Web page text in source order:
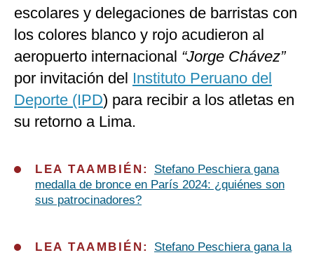
escolares y delegaciones de barristas con
los colores blanco y rojo acudieron al
aeropuerto internacional “Jorge Chávez”
por invitación del Instituto Peruano del
Deporte (IPD) para recibir a los atletas en
su retorno a Lima.
LEA TAAMBIÉN: Stefano Peschiera gana
medalla de bronce en París 2024: ¿quiénes son
sus patrocinadores?
LEA TAAMBIÉN: Stefano Peschiera gana la